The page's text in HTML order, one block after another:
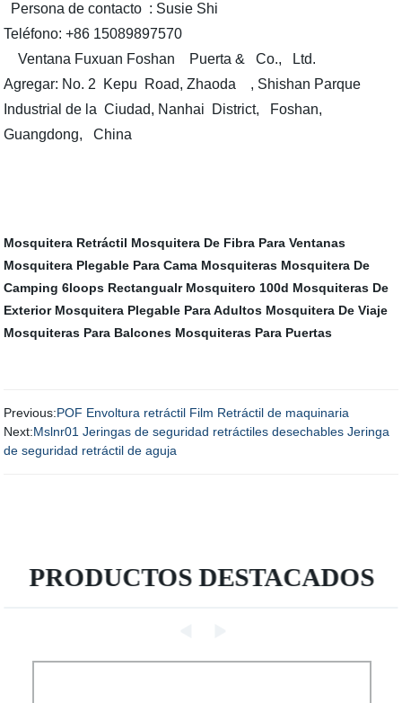
Persona de contacto : Susie Shi
Teléfono: +86 15089897570
Ventana Fuxuan Foshan Puerta & Co., Ltd.
Agregar: No. 2 Kepu Road, Zhaoda , Shishan Parque
Industrial de la Ciudad, Nanhai District, Foshan,
Guangdong, China
Mosquitera Retráctil Mosquitera De Fibra Para Ventanas
Mosquitera Plegable Para Cama Mosquiteras Mosquitera De
Camping 6loops Rectangualr Mosquitero 100d Mosquiteras De
Exterior Mosquitera Plegable Para Adultos Mosquitera De Viaje
Mosquiteras Para Balcones Mosquiteras Para Puertas
Previous:POF Envoltura retráctil Film Retráctil de maquinaria
Next:Mslnr01 Jeringas de seguridad retráctiles desechables Jeringa
de seguridad retráctil de aguja
PRODUCTOS DESTACADOS